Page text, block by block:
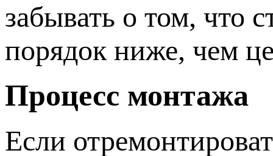
забывать о том, что
порядок ниже, чем
Процесс монтажа
Если